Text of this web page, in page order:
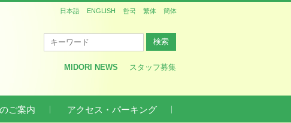
MIDORI NEWS
スタッフ募集
日本語 ENGLISH 한국 繁体 簡体
ご案内 アクセス・パーキング